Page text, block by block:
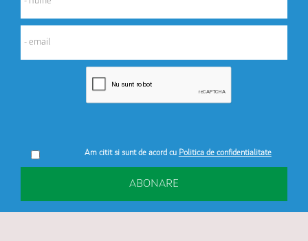
Am citit si sunt de acord cu Politica de confidentialitate
ABONARE